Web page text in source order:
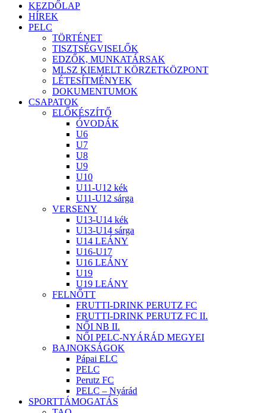
KEZDŐLAP
HÍREK
PELC
TÖRTÉNET
TISZTSÉGVISELŐK
EDZŐK, MUNKATÁRSAK
MLSZ KIEMELT KÖRZETKÖZPONT
LÉTESÍTMÉNYEK
DOKUMENTUMOK
CSAPATOK
ELŐKÉSZÍTŐ
ÓVODÁK
U6
U7
U8
U9
U10
U11-U12 kék
U11-U12 sárga
VERSENY
U13-U14 kék
U13-U14 sárga
U14 LEÁNY
U16-U17
U16 LEÁNY
U19
U19 LEÁNY
FELNŐTT
FRUTTI-DRINK PERUTZ FC
FRUTTI-DRINK PERUTZ FC II.
NŐI NB II.
NŐI PELC-NYÁRÁD MEGYEI
BAJNOKSÁGOK
Pápai ELC
PELC
Perutz FC
PELC – Nyárád
SPORTTÁMOGATÁS